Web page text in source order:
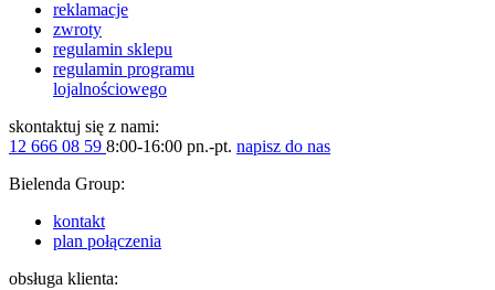
reklamacje
zwroty
regulamin sklepu
regulamin programu
lojalnościowego
skontaktuj się z nami:
12 666 08 59 8:00-16:00 pn.-pt. napisz do nas
Bielenda Group:
kontakt
plan połączenia
obsługa klienta: